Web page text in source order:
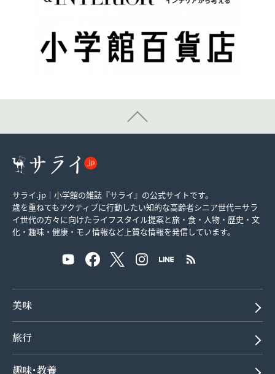
サライ.jp｜小学館の雑誌『サライ』の公式サイトです。
歳を重ねてもアクティブに行動したい知的な高齢者シニア世代＝サラ
イ世代の方々に向けたライフスタイル提案と旅・食・人物・歴史・文
化・趣味・健康・モノ情報など上質な情報を発信しています。
美味
旅行
趣味･教養